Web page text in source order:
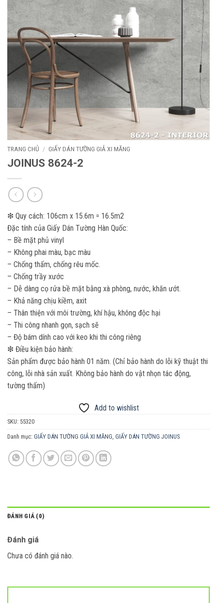
TRANG CHỦ / GIẤY DÁN TƯỜNG GIẢ XI MĂNG
JOINUS 8624-2
❇ Quy cách: 106cm x 15.6m = 16.5m2
Đặc tính của Giấy Dán Tường Hàn Quốc:
– Bề mặt phủ vinyl
– Không phai màu, bạc màu
– Chống thấm, chống rêu mốc.
– Chống trầy xước
– Dễ dàng cọ rửa bề mặt bằng xà phòng, nước, khăn ướt.
– Khả năng chịu kiềm, axit
– Thân thiện với môi trường, khí hậu, không độc hại
– Thi công nhanh gọn, sạch sẽ
– Độ bám dính cao với keo khi thi công riêng
❇ Điều kiện bảo hành:
Sản phẩm được bảo hành 01 năm. (Chỉ bảo hành do lỗi kỹ thuật thi
công, lỗi nhà sản xuất. Không bảo hành do vật nhọn tác động,
tường thấm)
Add to wishlist
SKU: 55320
Danh mục: GIẤY DÁN TƯỜNG GIẢ XI MĂNG, GIẤY DÁN TƯỜNG JOINUS
ĐÁNH GIÁ (0)
Đánh giá
Chưa có đánh giá nào.